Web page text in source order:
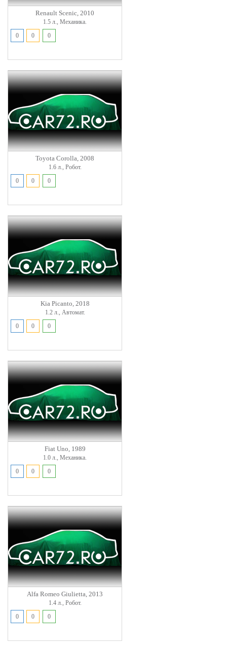
Renault Scenic, 2010
1.5 л., Механика.
0
0 0
Toyota Corolla, 2008
1.6 л., Робот.
0
0 0
Kia Picanto, 2018
1.2 л., Автомат.
0
0 0
Fiat Uno, 1989
1.0 л., Механика.
0
0 0
Alfa Romeo Giulietta, 2013
1.4 л., Робот.
0
0 0